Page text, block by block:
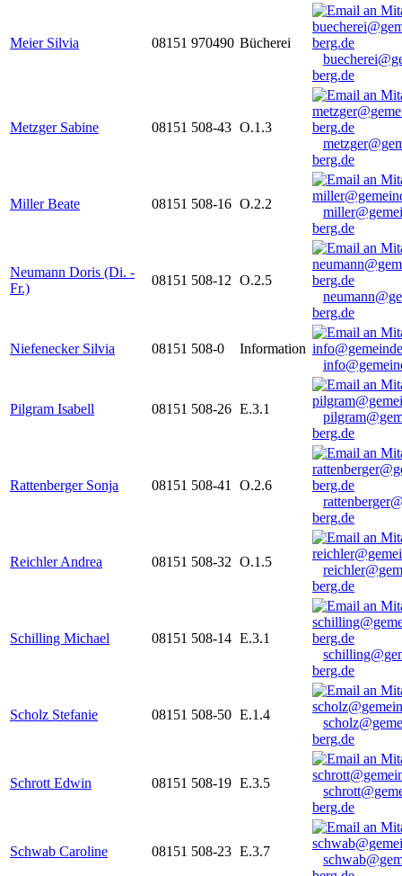
Meier Silvia 08151 970490 Bücherei
berg.de
Metzger Sabine 08151 508-43 O.1.3
berg.de
Miller Beate 08151 508-16 O.2.2
berg.de
Neumann Doris (Di. -
Fr.)
08151 508-12 O.2.5
berg.de
Niefenecker Silvia 08151 508-0
Information
Pilgram Isabell 08151 508-26 E.3.1
berg.de
Rattenberger Sonja 08151 508-41
O.2.6
berg.de
Reichler Andrea 08151 508-32 O.1.5
berg.de
Schilling Michael 08151 508-14 E.3.1
berg.de
Scholz Stefanie 08151 508-50 E.1.4
berg.de
Schrott Edwin 08151 508-19 E.3.5
berg.de
Schwab Caroline 08151 508-23 E.3.7